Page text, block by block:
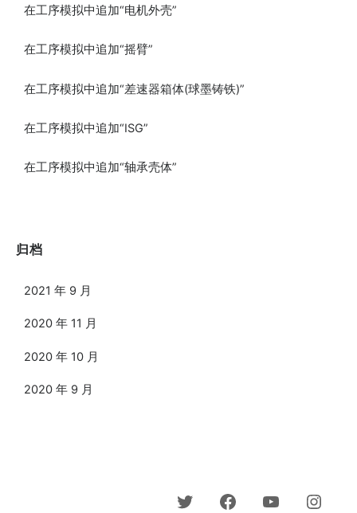
在工序模拟中追加“电机外壳”
在工序模拟中追加“摇臂”
在工序模拟中追加“差速器箱体(球墨铸铁)”
在工序模拟中追加“ISG”
在工序模拟中追加“轴承壳体”
归档
2021 年 9 月
2020 年 11 月
2020 年 10 月
2020 年 9 月